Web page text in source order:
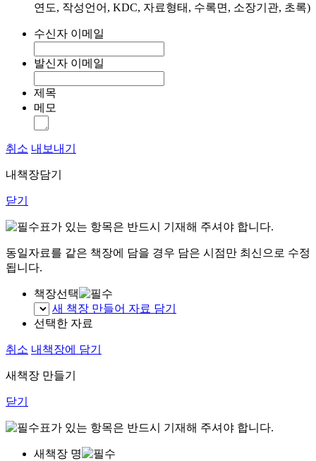
연도, 작성언어, KDC, 자료형태, 수록면, 소장기관, 초록)
수신자 이메일
발신자 이메일
제목
메모
취소 내보내기
내책장담기
닫기
표가 있는 항목은 반드시 기재해 주셔야 합니다.
동일자료를 같은 책장에 담을 경우 담은 시점만 최신으로 수정
됩니다.
책장선택
새 책장 만들어 자료 담기
선택한 자료
취소 내책장에 담기
새책장 만들기
닫기
표가 있는 항목은 반드시 기재해 주셔야 합니다.
새책장 명